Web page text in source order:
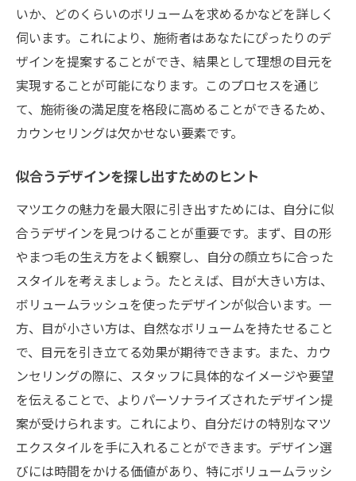
いか、どのくらいのボリュームを求めるかなどを詳しく
伺います。これにより、施術者はあなたにぴったりのデ
ザインを提案することができ、結果として理想の目元を
実現することが可能になります。このプロセスを通じ
て、施術後の満足度を格段に高めることができるため、
カウンセリングは欠かせない要素です。
似合うデザインを探し出すためのヒント
マツエクの魅力を最大限に引き出すためには、自分に似
合うデザインを見つけることが重要です。まず、目の形
やまつ毛の生え方をよく観察し、自分の顔立ちに合った
スタイルを考えましょう。たとえば、目が大きい方は、
ボリュームラッシュを使ったデザインが似合います。一
方、目が小さい方は、自然なボリュームを持たせること
で、目元を引き立てる効果が期待できます。また、カウ
ンセリングの際に、スタッフに具体的なイメージや要望
を伝えることで、よりパーソナライズされたデザイン提
案が受けられます。これにより、自分だけの特別なマツ
エクスタイルを手に入れることができます。デザイン選
びには時間をかける価値があり、特にボリュームラッシ